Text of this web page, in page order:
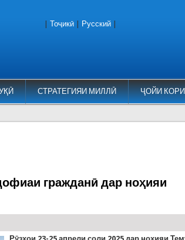
СТРАТЕГИЯИ МИЛЛӢ ҶОЙИ
Тоҷикӣ Русский
гражданӣ дар ноҳияи